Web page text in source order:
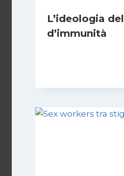
L’ideologia
d’immunità